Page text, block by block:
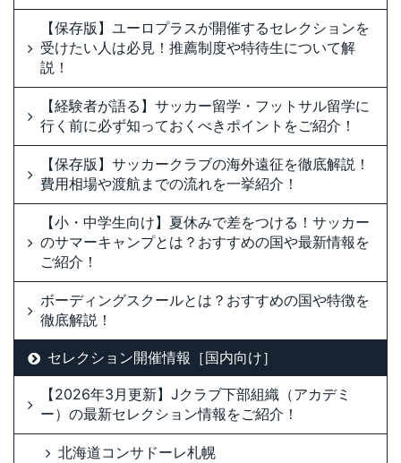
【保存版】ユーロプラスが開催するセレクションを
受けたい人は必見！推薦制度や特待生について解
説！
【経験者が語る】サッカー留学・フットサル留学に
行く前に必ず知っておくべきポイントをご紹介！
【保存版】サッカークラブの海外遠征を徹底解説！
費用相場や渡航までの流れを一挙紹介！
【小・中学生向け】夏休みで差をつける！サッカー
のサマーキャンプとは？おすすめの国や最新情報を
ご紹介！
ボーディングスクールとは？おすすめの国や特徴を
徹底解説！
セレクション開催情報［国内向け］
【2026年3月更新】Jクラブ下部組織（アカデミ
ー）の最新セレクション情報をご紹介！
北海道コンサドーレ札幌